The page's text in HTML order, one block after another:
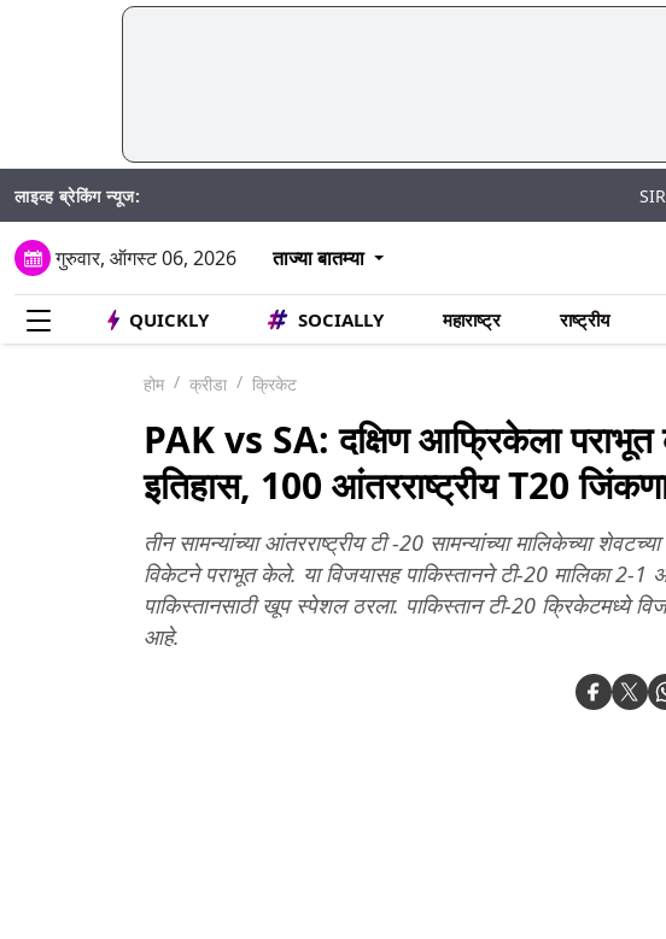
लाइव्ह ब्रेकिंग न्यूज: SIR अंतर्गत
गुरुवार, ऑगस्ट 06, 2026 ताज्या बातम्या
QUICKLY SOCIALLY महाराष्ट्र राष्ट्रीय
होम क्रीडा क्रिकेट
PAK vs SA: दक्षिण आफ्रिकेला पराभूत
इतिहास, 100 आंतरराष्ट्रीय T20
तीन सामन्यांच्या आंतरराष्ट्रीय टी -20 सामन्यांच्या मालिकेच्या
विकेटने पराभूत केले. या विजयासह पाकिस्तानने टी-20 मालिका 2-1
पाकिस्तानसाठी खूप स्पेशल ठरला. पाकिस्तान टी-20 क्रिकेटमध्ये
आहे.